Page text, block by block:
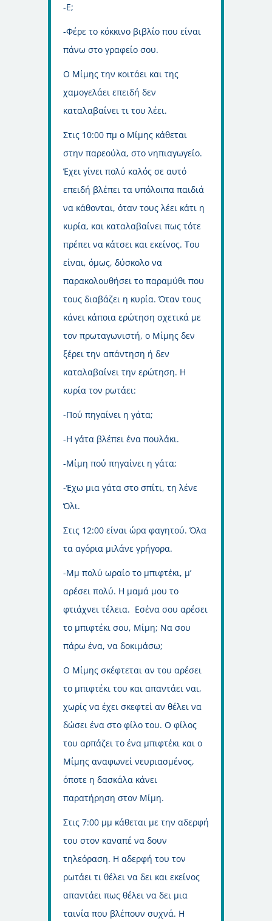
-Ε;
-Φέρε το κόκκινο βιβλίο που είναι
πάνω στο γραφείο σου.
Ο Μίμης την κοιτάει και της
χαμογελάει επειδή δεν
καταλαβαίνει τι του λέει.
Στις 10:00 πμ ο Μίμης κάθεται
στην παρεούλα, στο νηπιαγωγείο.
Έχει γίνει πολύ καλός σε αυτό
επειδή βλέπει τα υπόλοιπα παιδιά
να κάθονται, όταν τους λέει κάτι η
κυρία, και καταλαβαίνει πως τότε
πρέπει να κάτσει και εκείνος. Του
είναι, όμως, δύσκολο να
παρακολουθήσει το παραμύθι που
τους διαβάζει η κυρία. Όταν τους
κάνει κάποια ερώτηση σχετικά με
τον πρωταγωνιστή, ο Μίμης δεν
ξέρει την απάντηση ή δεν
καταλαβαίνει την ερώτηση. Η
κυρία τον ρωτάει:
-Πού πηγαίνει η γάτα;
-Η γάτα βλέπει ένα πουλάκι.
-Μίμη πού πηγαίνει η γάτα;
-Έχω μια γάτα στο σπίτι, τη λένε
Όλι.
Στις 12:00 είναι ώρα φαγητού. Όλα
τα αγόρια μιλάνε γρήγορα.
-Μμ πολύ ωραίο το μπιφτέκι, μ’
αρέσει πολύ. Η μαμά μου το
φτιάχνει τέλεια. Εσένα σου αρέσει
το μπιφτέκι σου, Μίμη; Να σου
πάρω ένα, να δοκιμάσω;
Ο Μίμης σκέφτεται αν του αρέσει
το μπιφτέκι του και απαντάει ναι,
χωρίς να έχει σκεφτεί αν θέλει να
δώσει ένα στο φίλο του. Ο φίλος
του αρπάζει το ένα μπιφτέκι και ο
Μίμης αναφωνεί νευριασμένος,
όποτε η δασκάλα κάνει
παρατήρηση στον Μίμη.
Στις 7:00 μμ κάθεται με την αδερφή
του στον καναπέ να δουν
τηλεόραση. Η αδερφή του τον
ρωτάει τι θέλει να δει και εκείνος
απαντάει πως θέλει να δει μια
ταινία που βλέπουν συχνά. Η